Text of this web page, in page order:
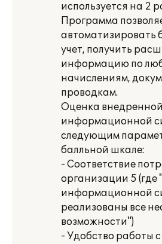
используется на 2
Программа
автоматизировать
учет, получить
информацию по
начислениям,
проводкам.
Оценка внедренной
информационной
следующим
балльной шкале:
- Соответствие
организации 5 (где
информационной
реализованы все
возможности")
- Удобство работы